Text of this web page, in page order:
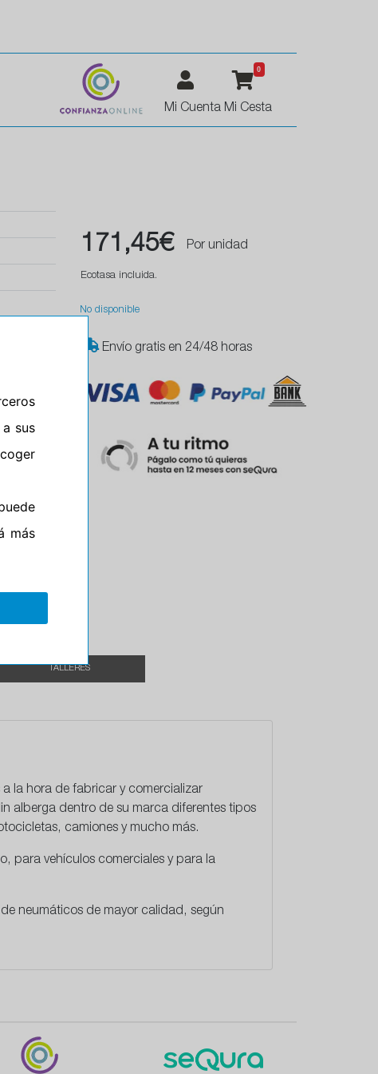
Mi Cuenta
0
Mi Cesta
171,45€ Por unidad
Ecotasa incluida.
No disponible
Envío gratis en 24/48 horas
TALLERES
la hora de fabricar y comercializar
alberga dentro de su marca diferentes tipos
camiones y mucho más.
para vehículos comerciales y para la
neumáticos de mayor calidad, según
sus
más